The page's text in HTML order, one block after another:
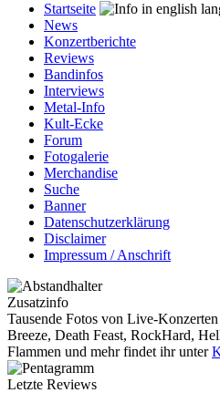
Startseite
News
Konzertberichte
Reviews
Bandinfos
Interviews
Metal-Info
Kult-Ecke
Forum
Fotogalerie
Merchandise
Suche
Banner
Datenschutzerklärung
Disclaimer
Impressum / Anschrift
Zusatzinfo
Tausende Fotos von Live-
Breeze, Death Feast, RockHard,
Flammen und mehr findet ihr unter
Letzte Reviews